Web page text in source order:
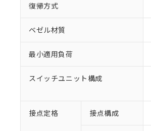
復帰方式
ベゼル材質
最小適用負荷
スイッチユニット構成
接点定格 接点構成